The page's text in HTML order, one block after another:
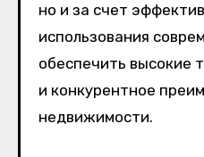
но и за счет
использования
обеспечить высокие
и конкурентное
недвижимости.